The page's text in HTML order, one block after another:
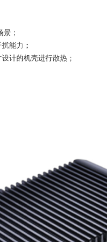
；
能力；
计的机壳进行散热；